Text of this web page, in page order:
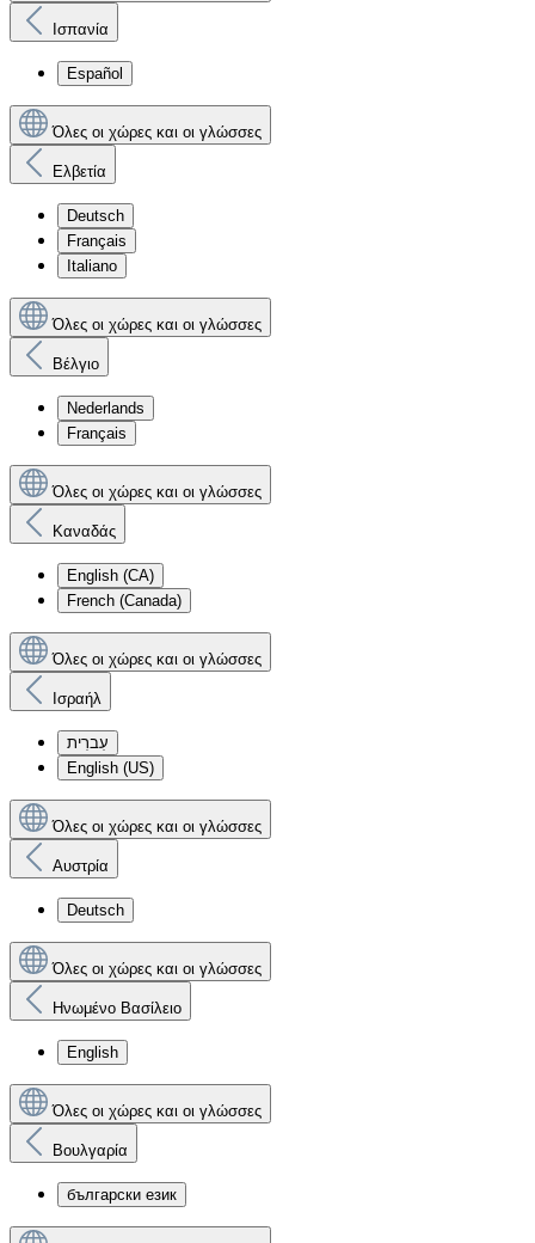
Ισπανία
Español
Όλες οι χώρες και οι γλώσσες
Ελβετία
Deutsch
Français
Italiano
Όλες οι χώρες και οι γλώσσες
Βέλγιο
Nederlands
Français
Όλες οι χώρες και οι γλώσσες
Καναδάς
English (CA)
French (Canada)
Όλες οι χώρες και οι γλώσσες
Ισραήλ
עִברִית
English (US)
Όλες οι χώρες και οι γλώσσες
Αυστρία
Deutsch
Όλες οι χώρες και οι γλώσσες
Ηνωμένο Βασίλειο
English
Όλες οι χώρες και οι γλώσσες
Βουλγαρία
български език